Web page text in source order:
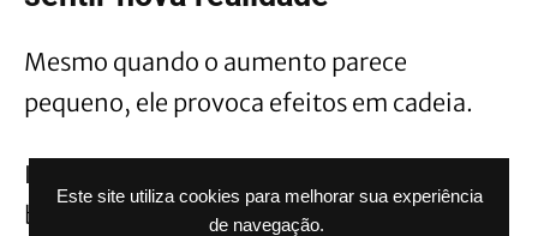
Este site utiliza cookies para melhorar sua experiência
de navegação.
Mesmo quando o aumento parece
pequeno, ele provoca efeitos em cadeia.
Isso porque o salário mínimo serve como
base para diversos cálculos na economia, o